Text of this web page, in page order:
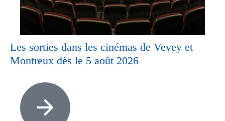
Les sorties dans les cinémas de Vevey et
Montreux dès le 5 août 2026